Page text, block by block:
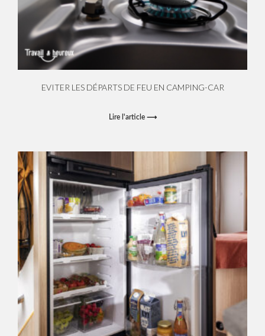
EVITER LES DÉPARTS DE FEU EN CAMPING-CAR
Lire l'article ⟶